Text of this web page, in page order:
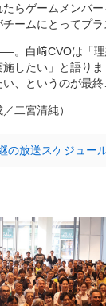
らゲームメンバ
ームにとってプラ
。白﨑CVOは「理
したい」と語り
、というのが最終
二宮清純）
の放送スケジュー